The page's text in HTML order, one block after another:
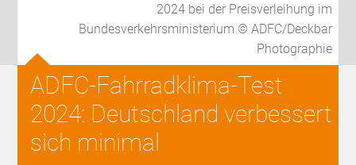
2024 bei der Preisverleihung im
Bundesverkehrsministerium © ADFC/Deckbar
Photographie
ADFC-Fahrradklima-Test
2024: Deutschland verbessert
sich minimal